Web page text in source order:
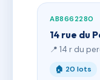
AB8662280
14 rue du
📍 14 r du
🏠 20 lots